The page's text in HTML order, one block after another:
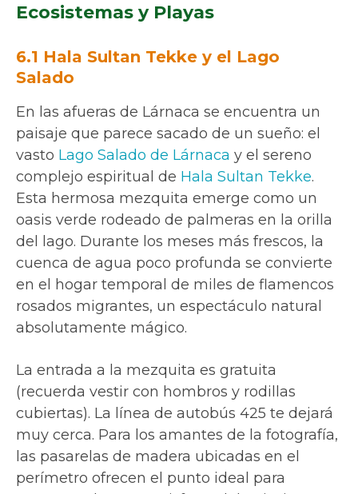
Ecosistemas y Playas
6.1 Hala Sultan Tekke y el Lago
Salado
En las afueras de Lárnaca se encuentra un
paisaje que parece sacado de un sueño: el
vasto Lago Salado de Lárnaca y el sereno
complejo espiritual de Hala Sultan Tekke.
Esta hermosa mezquita emerge como un
oasis verde rodeado de palmeras en la orilla
del lago. Durante los meses más frescos, la
cuenca de agua poco profunda se convierte
en el hogar temporal de miles de flamencos
rosados migrantes, un espectáculo natural
absolutamente mágico.
La entrada a la mezquita es gratuita
(recuerda vestir con hombros y rodillas
cubiertas). La línea de autobús 425 te dejará
muy cerca. Para los amantes de la fotografía,
las pasarelas de madera ubicadas en el
perímetro ofrecen el punto ideal para